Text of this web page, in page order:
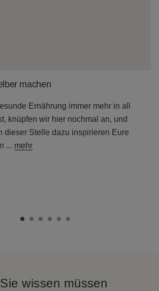
machen
Ernährung immer mehr in all
knüpfen wir hier nochmal an, und
dieser Stelle dazu inspirieren Eure
... mehr
wissen müssen